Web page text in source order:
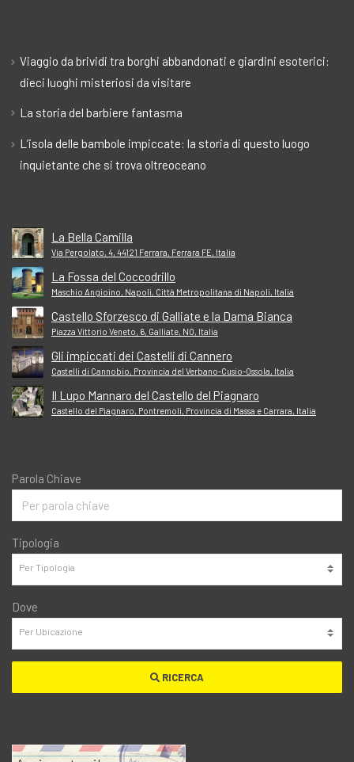
Viaggio da brividi tra borghi abbandonati e giardini esoterici:
dieci luoghi misteriosi da visitare
La storia del barbiere fantasma
L’isola delle bambole impiccate: la storia di questo luogo
inquietante che si trova oltreoceano
La Bella Camilla
Via Pergolato, 4, 44121 Ferrara, Ferrara FE, Italia
La Fossa del Coccodrillo
Maschio Angioino, Napoli, Città Metropolitana di Napoli, Italia
Castello Sforzesco di Galliate e la Dama Bianca
Piazza Vittorio Veneto, 6, Galliate, NO, Italia
Gli impiccati dei Castelli di Cannero
Castelli di Cannobio, Provincia del Verbano-Cusio-Ossola, Italia
Il Lupo Mannaro del Castello del Piagnaro
Castello del Piagnaro, Pontremoli, Provincia di Massa e Carrara, Italia
Parola Chiave
Tipologia
Dove
RICERCA